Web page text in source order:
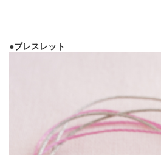
●ブレスレット